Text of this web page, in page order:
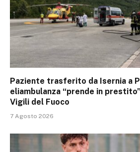
Paziente trasferito da Isernia a
eliambulanza “prende in
Vigili del Fuoco
7 Agosto 2026